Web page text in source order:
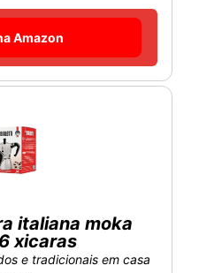
Amazon
italiana moka
xicaras
e tradicionais em casa